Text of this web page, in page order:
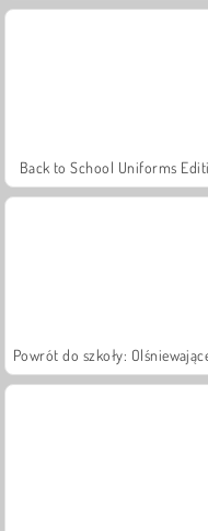
Back to School Uniforms